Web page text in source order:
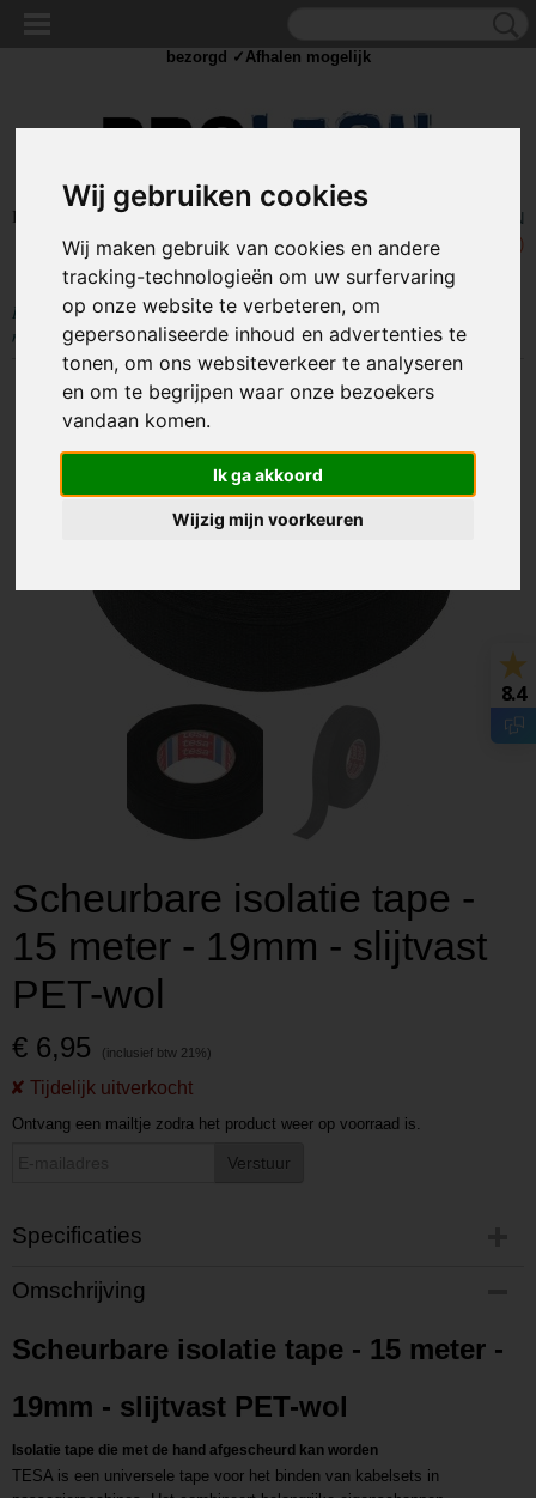
Wij gebruiken cookies
Wij maken gebruik van cookies en andere
tracking-technologieën om uw surfervaring
op onze website te verbeteren, om
gepersonaliseerde inhoud en advertenties te
tonen, om ons websiteverkeer te analyseren
en om te begrijpen waar onze bezoekers
vandaan komen.
Ik ga akkoord
Wijzig mijn voorkeuren
Inloggen Registreren
UW WINKELWAGEN
Geen producten
(0)
Home >GEREEDSCHAP>Isolatietape>Scheurbare isolatie tape - 15
meter - 19mm - slijtvast PET-wol
Scheurbare isolatie tape -
15 meter - 19mm - slijtvast
PET-wol
€ 6,95
Ontvang een mailtje zodra het product weer op voorraad is.
Verstuur
Specificaties
Productcode
P202209161414
L202209161414
Omschrijving
Scheurbare isolatie tape - 15 meter -
19mm - slijtvast PET-wol
Isolatie tape die met de hand afgescheurd kan worden
TESA is een universele tape voor het binden van kabelsets in
bezorgd ✓Afhalen mogelijk
8.4